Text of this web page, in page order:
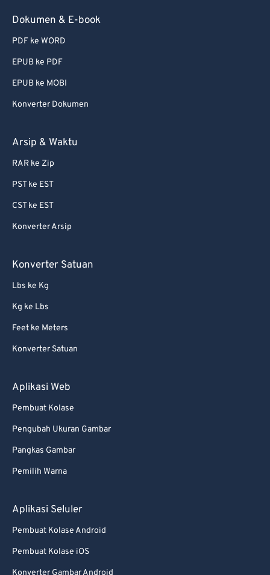
Dokumen & E-book
PDF ke WORD
EPUB ke PDF
EPUB ke MOBI
Konverter Dokumen
Arsip & Waktu
RAR ke Zip
PST ke EST
CST ke EST
Konverter Arsip
Konverter Satuan
Lbs ke Kg
Kg ke Lbs
Feet ke Meters
Konverter Satuan
Aplikasi Web
Pembuat Kolase
Pengubah Ukuran Gambar
Pangkas Gambar
Pemilih Warna
Aplikasi Seluler
Pembuat Kolase Android
Pembuat Kolase iOS